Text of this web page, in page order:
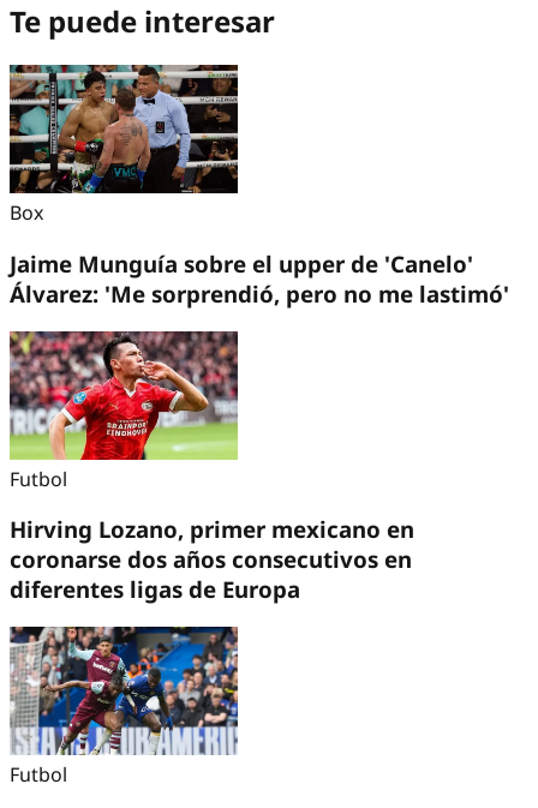
Te puede interesar
Box
Jaime Munguía sobre el upper de 'Canelo'
Álvarez: 'Me sorprendió, pero no me lastimó'
Futbol
Hirving Lozano, primer mexicano en
coronarse dos años consecutivos en
diferentes ligas de Europa
Futbol